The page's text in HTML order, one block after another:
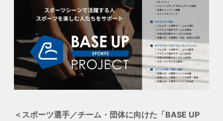
＜スポーツ選手／チーム・団体に向けた「BASE UP